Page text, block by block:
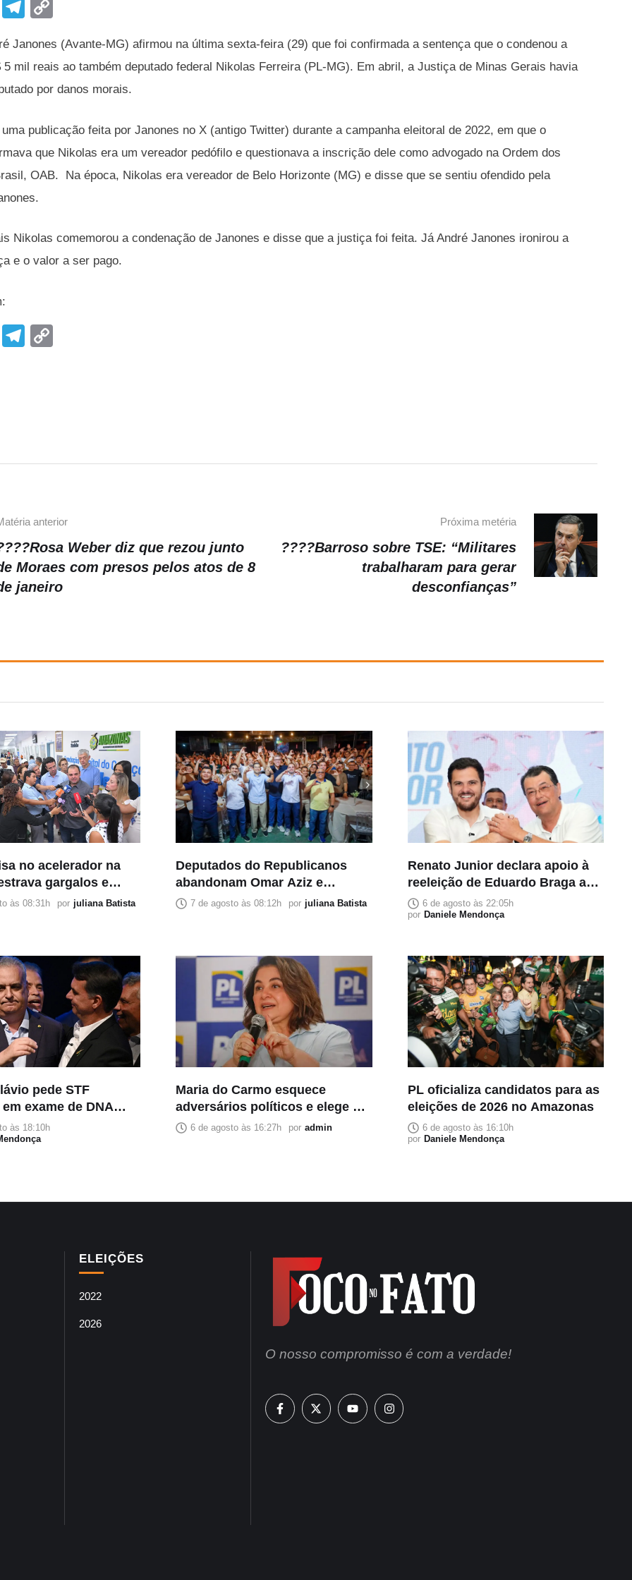
F
T
e
gr
a
m
p
y
Li
k
Janones (Avante-MG) afirmou na última sexta-feira (29) que foi confirmada a sentença que o condenou a
5 mil reais ao também deputado federal Nikolas Ferreira (PL-MG). Em abril, a Justiça de Minas Gerais havia
por danos morais.
publicação feita por Janones no X (antigo Twitter) durante a campanha eleitoral de 2022, em que o
que Nikolas era um vereador pedófilo e questionava a inscrição dele como advogado na Ordem dos
OAB. Na época, Nikolas era vereador de Belo Horizonte (MG) e disse que se sentiu ofendido pela
Nikolas comemorou a condenação de Janones e disse que a justiça foi feita. Já André Janones ironirou a
e o valor a ser pago.
F
T
k
anterior
Weber diz que rezou junto
Moraes com presos pelos atos de 8
janeiro
Próxima metéria
????Barroso sobre TSE: “Militares
trabalharam para gerar
desconfianças”
no acelerador na
gargalos e
imprimir sua marca
às 08:31h por juliana Batista
Deputados do Republicanos
abandonam Omar Aziz e
declaram apoio a Roberto
7 de agosto às 08:12h por juliana Batista
Renato Junior declara apoio à
reeleição de Eduardo Braga ao
Senado
6 de agosto às 22:05h
por Daniele Mendonça
pede STF
exame de DNA
suspeita de estupro
às 18:10h
Maria do Carmo esquece
adversários políticos e elege a
imprensa como principal
6 de agosto às 16:27h por admin
PL oficializa candidatos para as
eleições de 2026 no Amazonas
6 de agosto às 16:10h
por Daniele Mendonça
ELEIÇÕES
2022
2026
O nosso compromisso é com a verdade!